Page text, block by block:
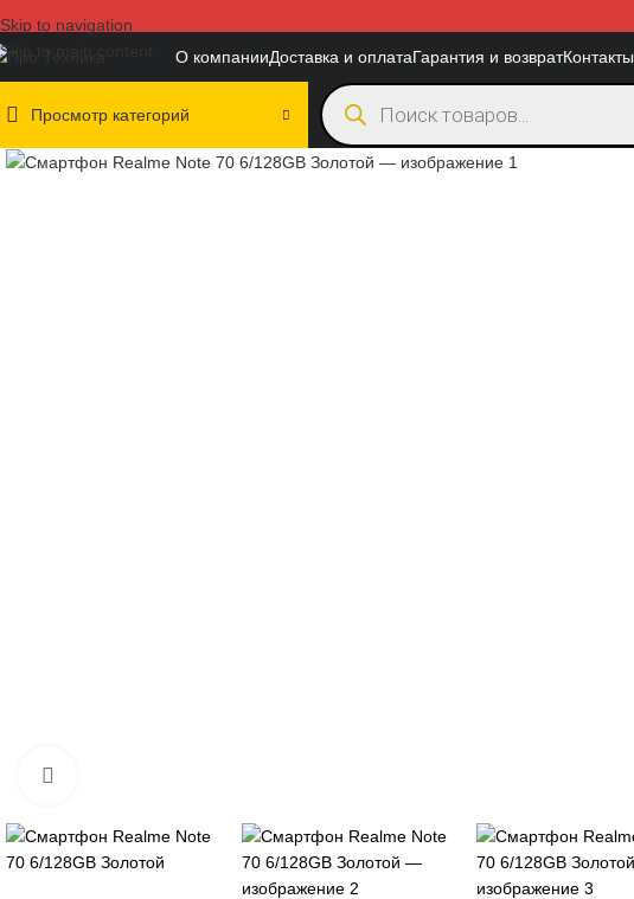
Skip to navigation
Skip to main content
О компанииДоставка и оплатаГарантия и возвратКонтакты
Просмотр категорий